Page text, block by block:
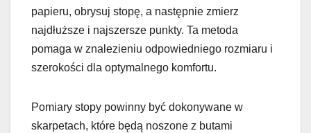
papieru, obrysuj stopę, a następnie zmierz
najdłuższe i najszersze punkty. Ta metoda
pomaga w znalezieniu odpowiedniego rozmiaru i
szerokości dla optymalnego komfortu.
Pomiary stopy powinny być dokonywane w
skarpetach, które będą noszone z butami